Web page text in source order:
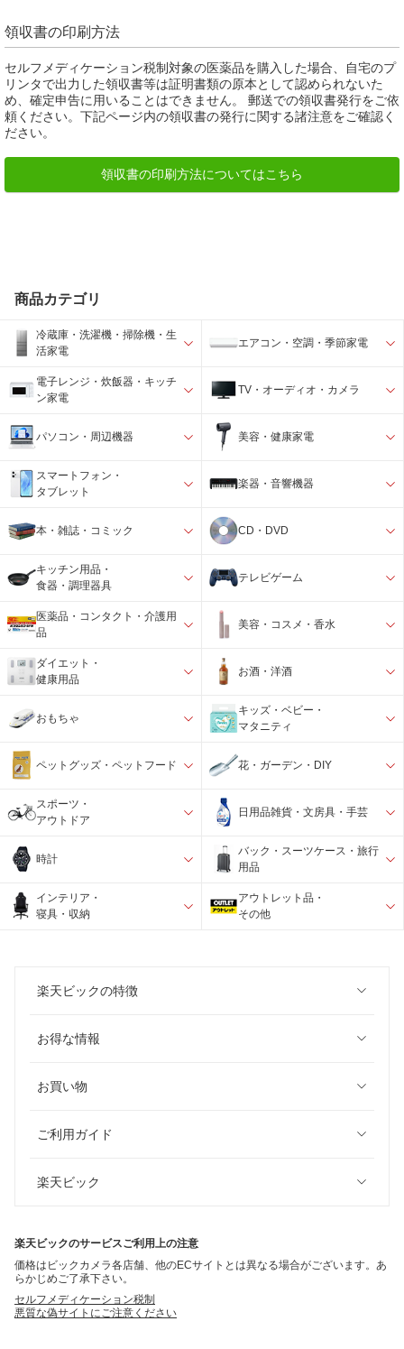
領収書の印刷方法
セルフメディケーション税制対象の医薬品を購入した場合、自宅のプ
リンタで出力した領収書等は証明書類の原本として認められないた
め、確定申告に用いることはできません。 郵送での領収書発行をご依
頼ください。下記ページ内の領収書の発行に関する諸注意をご確認く
ださい。
領収書の印刷方法についてはこちら
商品カテゴリ
冷蔵庫・洗濯機・掃除機・生
活家電
エアコン・空調・季節家電
電子レンジ・炊飯器・キッチ
ン家電
TV・オーディオ・カメラ
パソコン・周辺機器 美容・健康家電
スマートフォン・
タブレット
楽器・音響機器
本・雑誌・コミック CD・DVD
キッチン用品・
食器・調理器具
テレビゲーム
医薬品・コンタクト・介護用
品
美容・コスメ・香水
ダイエット・
健康用品
お酒・洋酒
おもちゃ
キッズ・ベビー・
マタニティ
ペットグッズ・ペットフード 花・ガーデン・DIY
スポーツ・
アウトドア
日用品雑貨・文房具・手芸
時計
バック・スーツケース・旅行
用品
インテリア・
寝具・収納
アウトレット品・
その他
楽天ビックの特徴
お得な情報
お買い物
ご利用ガイド
楽天ビック
楽天ビックのサービスご利用上の注意
価格はビックカメラ各店舗、他のECサイトとは異なる場合がございます。あ
らかじめご了承下さい。
セルフメディケーション税制
悪質な偽サイトにご注意ください